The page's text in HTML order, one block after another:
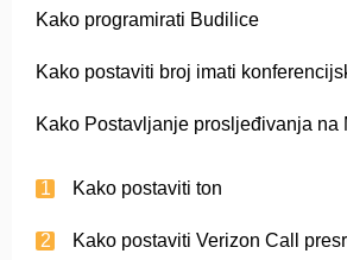
Kako programirati Budilice
Kako postaviti broj imati
Kako Postavljanje prosljeđivanja na
Kako postaviti ton
Kako postaviti Verizon Call